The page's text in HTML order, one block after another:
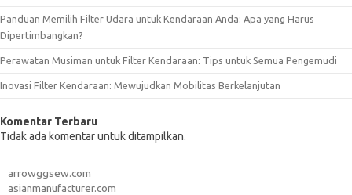
Panduan Memilih Filter Udara untuk Kendaraan Anda: Apa yang Harus
Dipertimbangkan?
Perawatan Musiman untuk Filter Kendaraan: Tips untuk Semua Pengemudi
Inovasi Filter Kendaraan: Mewujudkan Mobilitas Berkelanjutan
Komentar Terbaru
Tidak ada komentar untuk ditampilkan.
arrowggsew.com
asianmanufacturer.com